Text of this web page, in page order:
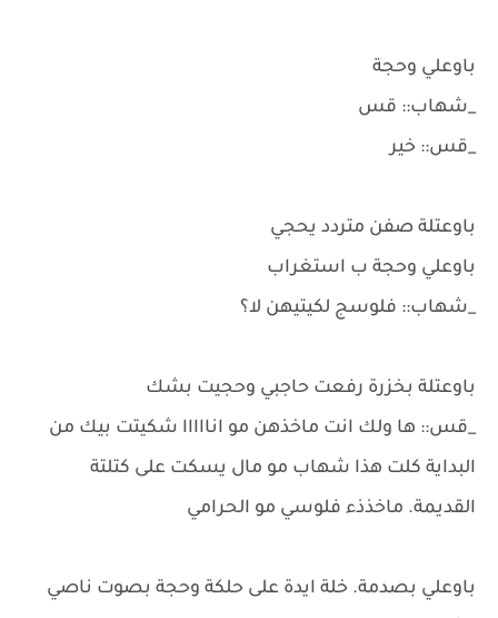
باوعلي وحجة
_شهاب:: قس
_قس:: خير
باوعتلة صفن متردد يحجي
باوعلي وحجة ب استغراب
_شهاب:: فلوسج لكيتيهن لا؟
باوعتلة بخزرة رفعت حاجبي وحجيت بشك
_قس:: ها ولك انت ماخذهن مو انااااا شكيتت بيك من
البداية كلت هذا شهاب مو مال يسكت على كتلتة
القديمة. ماخذذء فلوسي مو الحرامي
باوعلي بصدمة. خلة ايدة على حلكة وحجة بصوت ناصي